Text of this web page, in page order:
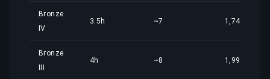
Bronze
IV
3.5h ~7 1,74 €
Bronze
4h ~8 1,99 €